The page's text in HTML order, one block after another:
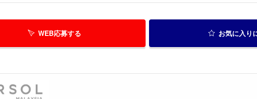
WEB応募する お気に入り